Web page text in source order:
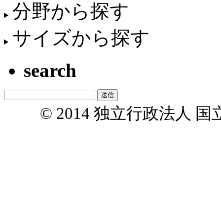
分野から探す
サイズから探す
search
© 2014 独立行政法人 国